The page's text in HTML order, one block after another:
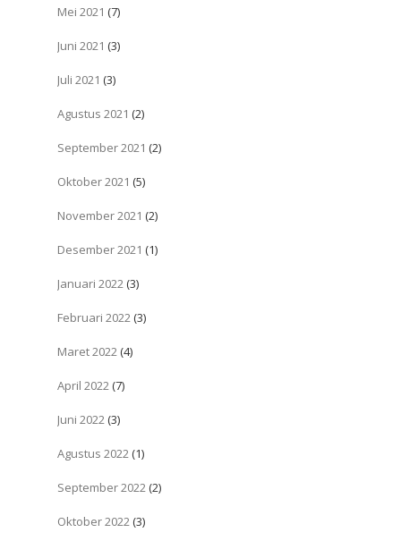
Mei 2021 (7)
Juni 2021 (3)
Juli 2021 (3)
Agustus 2021 (2)
September 2021 (2)
Oktober 2021 (5)
November 2021 (2)
Desember 2021 (1)
Januari 2022 (3)
Februari 2022 (3)
Maret 2022 (4)
April 2022 (7)
Juni 2022 (3)
Agustus 2022 (1)
September 2022 (2)
Oktober 2022 (3)